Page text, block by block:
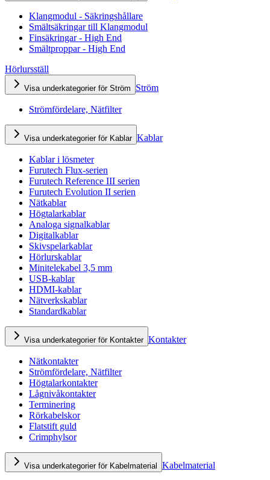
Klangmodul - Säkringshållare
Smältsäkringar till Klangmodul
Finsäkringar - High End
Smältproppar - High End
Hörlursställ
Visa underkategorier för Ström Ström
Strömfördelare, Nätfilter
Visa underkategorier för Kablar Kablar
Kablar i lösmeter
Furutech Flux-serien
Furutech Reference III serien
Furutech Evolution II serien
Nätkablar
Högtalarkablar
Analoga signalkablar
Digitalkablar
Skivspelarkablar
Hörlurskablar
Minitelekabel 3,5 mm
USB-kablar
HDMI-kablar
Nätverkskablar
Standardkablar
Visa underkategorier för Kontakter Kontakter
Nätkontakter
Strömfördelare, Nätfilter
Högtalarkontakter
Lågnivåkontakter
Terminering
Rörkabelskor
Flatstift guld
Crimphylsor
Visa underkategorier för Kabelmaterial Kabelmaterial